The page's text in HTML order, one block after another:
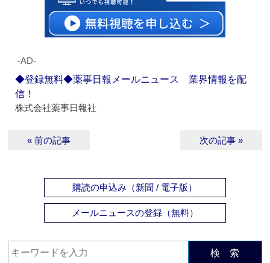
‐AD‐
◆登録無料◆薬事日報メールニュース 業界情報を配
信！
株式会社薬事日報社
« 前の記事 次の記事 »
購読の申込み（新聞 / 電子版）
メールニュースの登録（無料）
検 索